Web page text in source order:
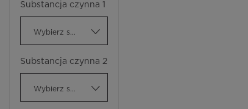
Substancja czynna 1
Substancja czynna 2